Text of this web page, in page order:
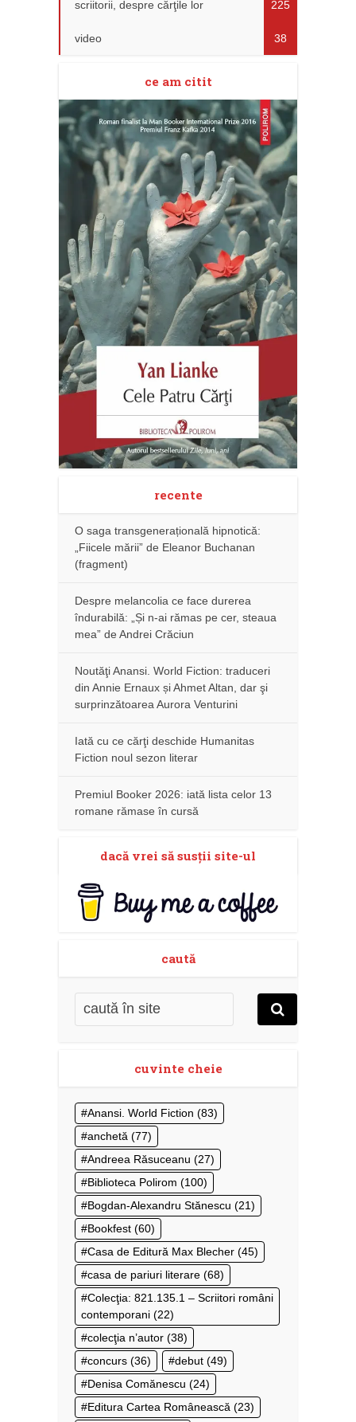
scriitorii, despre cărţile lor 225
video 38
ce am citit
recente
O saga transgenerațională hipnotică:
„Fiicele mării” de Eleanor Buchanan
(fragment)
Despre melancolia ce face durerea
îndurabilă: „Și n-ai rămas pe cer, steaua
mea” de Andrei Crăciun
Noutăţi Anansi. World Fiction: traduceri
din Annie Ernaux și Ahmet Altan, dar şi
surprinzătoarea Aurora Venturini
Iată cu ce cărţi deschide Humanitas
Fiction noul sezon literar
Premiul Booker 2026: iată lista celor 13
romane rămase în cursă
dacă vrei să susţii site-ul
caută
cuvinte cheie
Anansi. World Fiction (83)
anchetă (77)
Andreea Răsuceanu (27)
Biblioteca Polirom (100)
Bogdan-Alexandru Stănescu (21)
Bookfest (60)
Casa de Editură Max Blecher (45)
casa de pariuri literare (68)
Colecţia: 821.135.1 – Scriitori români
contemporani (22)
colecţia n’autor (38)
concurs (36) debut (49)
Denisa Comănescu (24)
Editura Cartea Românească (23)